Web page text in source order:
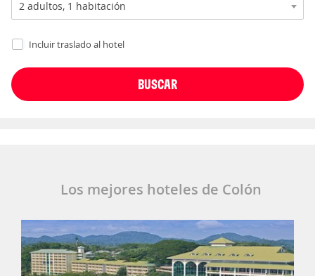
Incluir traslado al hotel
Los mejores hoteles de Colón